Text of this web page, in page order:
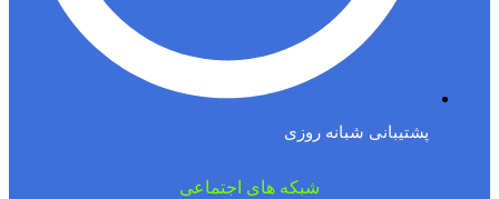
پشتیبانی شبانه روزی
شبکه های اجتماعی